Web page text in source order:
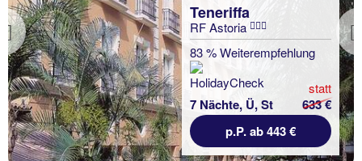
Previous
Teneriffa
RF Astoria
83 % Weiterempfehlung
7 Nächte, Ü, St
statt
633 €
p.P. ab 443 €